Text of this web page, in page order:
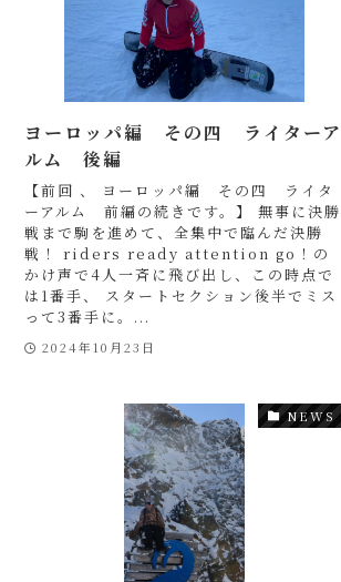
ヨーロッパ編 その四 ライターア
ルム 後編
【前回 、 ヨーロッパ編 その四 ライタ
ーアルム 前編の続きです。】 無事に決勝
戦まで駒を進めて、全集中で臨んだ決勝
戦！ riders ready attention go！の
かけ声で4人一斉に飛び出し、この時点で
は1番手、 スタートセクション後半でミス
って3番手に。...
2024年10月23日
NEWS